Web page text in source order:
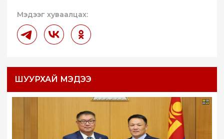
Мэдээг хуваалцах:
ШУУРХАЙ МЭДЭЭ